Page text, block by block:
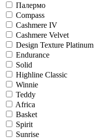
Палермо
Compass
Cashmere IV
Cashmere Velvet
Design Texture Platinum
Endurance
Solid
Highline Classic
Winnie
Teddy
Africa
Basket
Spirit
Sunrise